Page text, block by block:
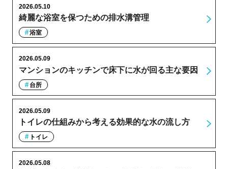
綺麗な浴室を保つための排水溝管理
2026.05.10
浴室
マンションのキッチンで床下に水が回る主な要因
2026.05.09
台所
トイレの仕組みから考える効果的な水の流し方
2026.05.09
トイレ
2026.05.08